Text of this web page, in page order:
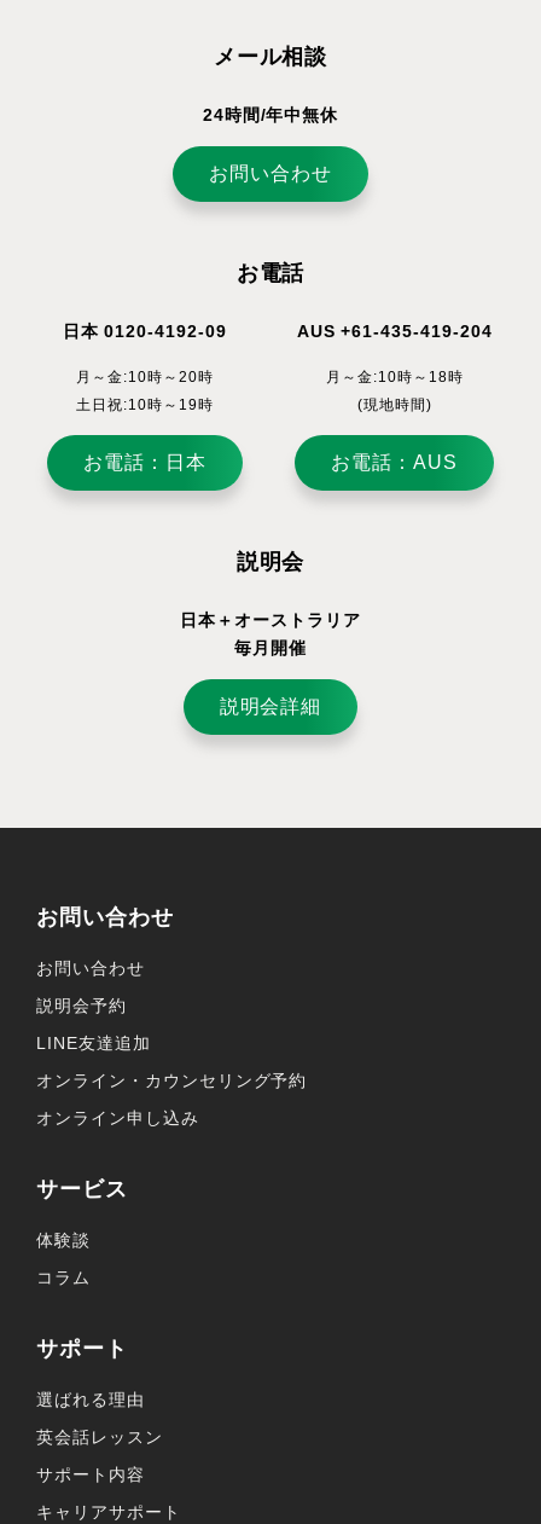
メール相談
24時間/年中無休
お問い合わせ
お電話
日本 0120-4192-09
月～金:10時～20時
土日祝:10時～19時
お電話：日本
AUS +61-435-419-204
月～金:10時～18時
(現地時間)
お電話：AUS
説明会
日本＋オーストラリア
毎月開催
説明会詳細
お問い合わせ
お問い合わせ
説明会予約
LINE友達追加
オンライン・カウンセリング予約
オンライン申し込み
サービス
体験談
コラム
サポート
選ばれる理由
英会話レッスン
サポート内容
キャリアサポート